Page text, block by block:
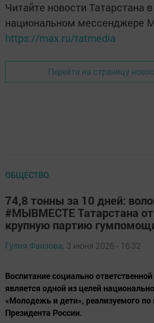
Читайте новости Татарстана в
национальном мессенджере
https://max.ru/tatmedia
Перейти на страницу
ОБЩЕСТВО
74,8 тонны за 10 дней:
#МЫВМЕСТЕ Татарстана
крупную партию
Гулия Фаизова, 3 июня 2026 - 16:32
Воспитание социально
является одной из целей
«Молодежь и дети», реализуемого по
Президента России.